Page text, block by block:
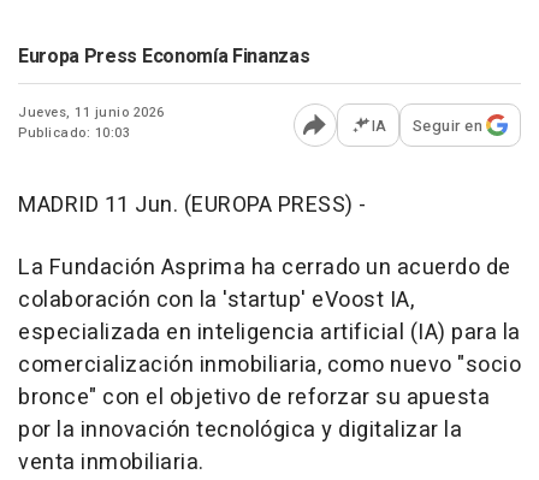
Europa Press Economía Finanzas
Jueves, 11 junio 2026
Publicado: 10:03
Abrir opciones para
IA Seguir en
MADRID 11 Jun. (EUROPA PRESS) -
La Fundación Asprima ha cerrado un acuerdo de
colaboración con la 'startup' eVoost IA,
especializada en inteligencia artificial (IA) para la
comercialización inmobiliaria, como nuevo "socio
bronce" con el objetivo de reforzar su apuesta
por la innovación tecnológica y digitalizar la
venta inmobiliaria.